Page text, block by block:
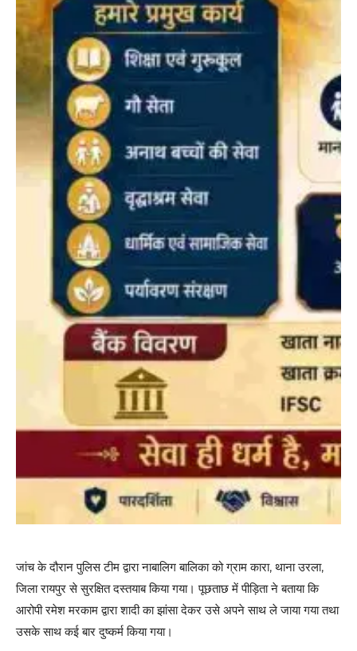
जांच के दौरान पुलिस टीम द्वारा नाबालिग बालिका को ग्राम कारा, थाना उरला,
जिला रायपुर से सुरक्षित दस्तयाब किया गया। पूछताछ में पीड़िता ने बताया कि
आरोपी रमेश मरकाम द्वारा शादी का झांसा देकर उसे अपने साथ ले जाया गया तथा
उसके साथ कई बार दुष्कर्म किया गया।